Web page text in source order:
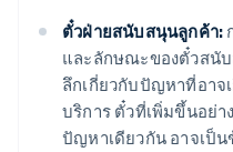
ตั๋วฝ่ายสนับสนุนลูกค้า:
และลักษณะของตั๋วสนั
ลึกเกี่ยวกับปัญหาที่อาจ
บริการ ตั๋วที่เพิ่มขึ้นอย่า
ปัญหาเดียวกัน อาจเป็น